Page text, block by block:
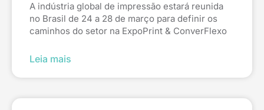
A indústria global de impressão estará reunida
no Brasil de 24 a 28 de março para definir os
caminhos do setor na ExpoPrint & ConverFlexo
Leia mais